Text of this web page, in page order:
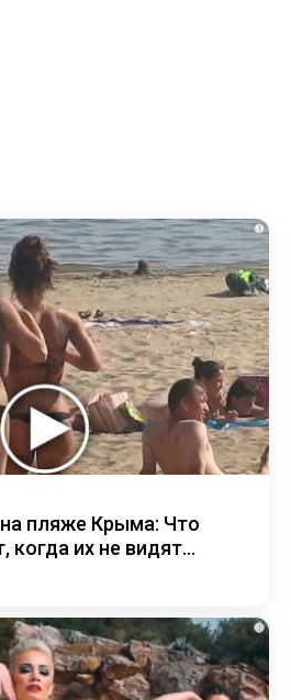
i
пляже Крыма: Что
их не видят...
i